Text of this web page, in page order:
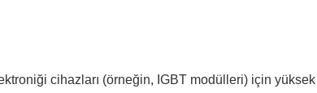
cihazları (örneğin, IGBT modülleri) için